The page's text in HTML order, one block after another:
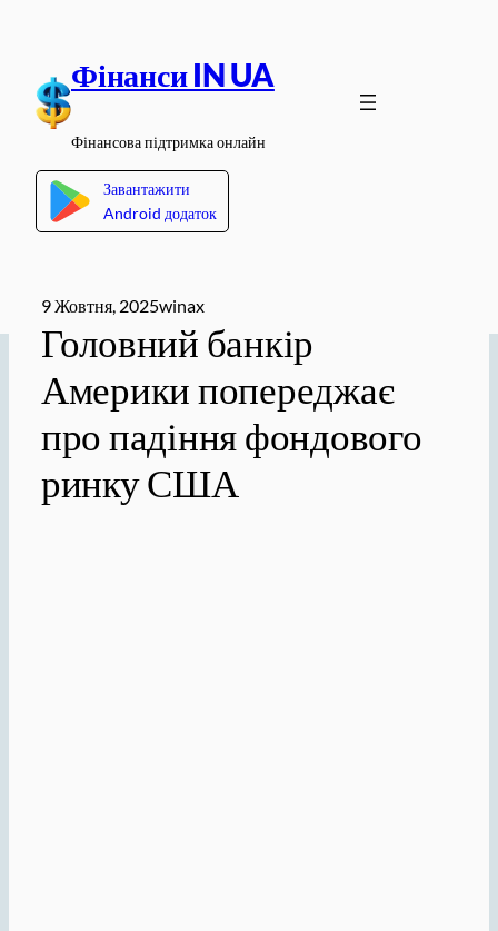
вмісту
Фінанси IN UA
Фінансова підтримка онлайн
Завантажити
Android додаток
9 Жовтня, 2025winax
Головний банкір
Америки попереджає
про падіння фондового
ринку США